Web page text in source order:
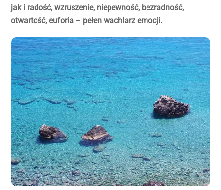
jak i radość, wzruszenie, niepewność, bezradność,
otwartość, euforia – pełen wachlarz emocji.